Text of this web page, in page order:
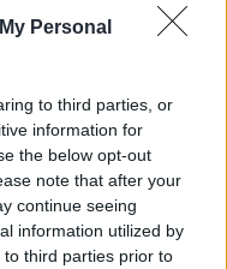
Personal
to third parties, or
information for
the below opt-out
note that after your
continue seeing
information utilized by
third parties prior to